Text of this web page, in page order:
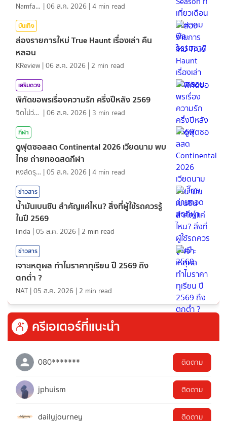
NamfahPhupha |06 ส.ค. 2026 |4 min read
บันเทิง
ส่องรายการใหม่ True Haunt เรื่องเล่า คืน
หลอน
KReview |06 ส.ค. 2026 | 2 min read
เสริมดวง
พิกัดขอพรเรื่องความรัก ครึ่งปีหลัง 2569
จิตไม่ว่าง |06 ส.ค. 2026 | 3 min read
กีฬา
ดูฟุตซอลสด Continental 2026 เวียดนาม พบ
ไทย ถ่ายทอดสดกีฬา
หงส์ดรุณ |05 ส.ค. 2026 |4 min read
ข่าวสาร
น้ำมันเบนซิน สำคัญแค่ไหน? สิ่งที่ผู้ใช้รถควรรู้
ในปี 2569
linda |05 ส.ค. 2026 | 2 min read
ข่าวสาร
เจาะเหตุผล ทำไมราคาทุเรียน ปี 2569 ถึง
ตกต่ำ ?
NAT |05 ส.ค. 2026 | 2 min read
ครีเอเตอร์ที่แนะนำ
080******* ติดตาม
jphuism ติดตาม
dailyjourney ติดตาม